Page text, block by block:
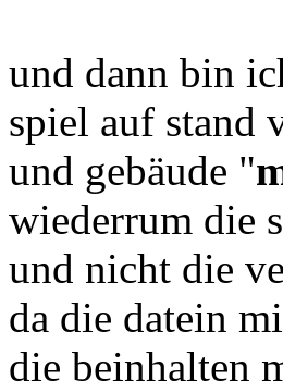
und dann bin
spiel auf stand
und gebäude "
wiederrum die
und nicht die
da die datein
die beinhalten